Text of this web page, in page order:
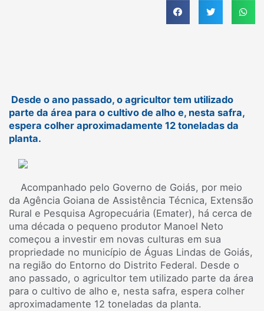
Desde o ano passado, o agricultor tem utilizado
parte da área para o cultivo de alho e, nesta safra,
espera colher aproximadamente 12 toneladas da
planta.
Acompanhado pelo Governo de Goiás, por meio
da Agência Goiana de Assistência Técnica, Extensão
Rural e Pesquisa Agropecuária (Emater), há cerca de
uma década o pequeno produtor Manoel Neto
começou a investir em novas culturas em sua
propriedade no município de Águas Lindas de Goiás,
na região do Entorno do Distrito Federal. Desde o
ano passado, o agricultor tem utilizado parte da área
para o cultivo de alho e, nesta safra, espera colher
aproximadamente 12 toneladas da planta.